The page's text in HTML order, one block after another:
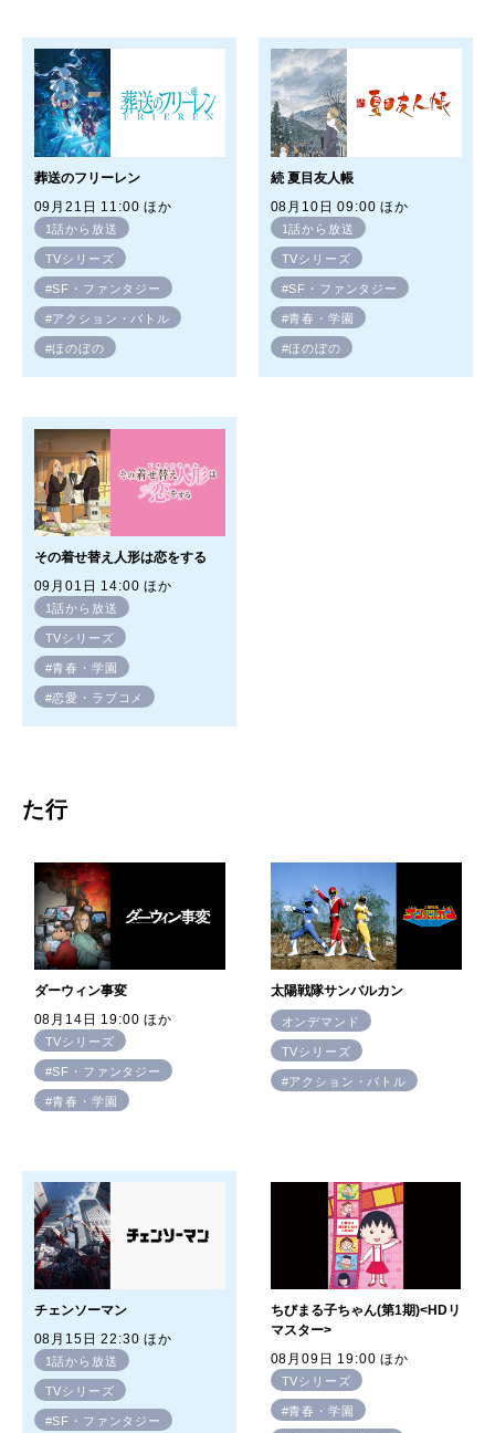
葬送のフリーレン
09月21日 11:00 ほか
1話から放送
TVシリーズ
#SF・ファンタジー
#アクション・バトル
#ほのぼの
続 夏目友人帳
08月10日 09:00 ほか
1話から放送
TVシリーズ
#SF・ファンタジー
#青春・学園
#ほのぼの
その着せ替え人形は恋をする
09月01日 14:00 ほか
1話から放送
TVシリーズ
#青春・学園
#恋愛・ラブコメ
た行
ダーウィン事変
08月14日 19:00 ほか
TVシリーズ
#SF・ファンタジー
#青春・学園
太陽戦隊サンバルカン
オンデマンド
TVシリーズ
#アクション・バトル
チェンソーマン
08月15日 22:30 ほか
1話から放送
TVシリーズ
#SF・ファンタジー
ちびまる子ちゃん(第1期)<HDリ
マスター>
08月09日 19:00 ほか
TVシリーズ
#青春・学園